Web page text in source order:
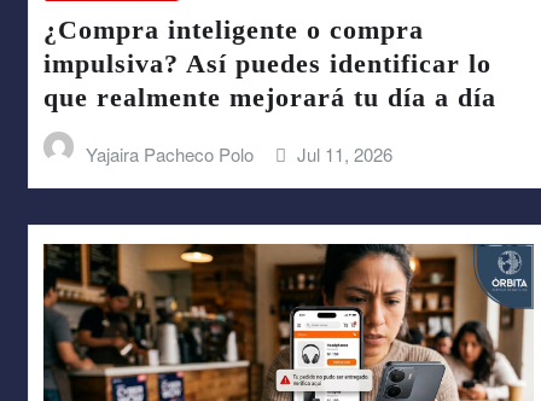
¿Compra inteligente o compra
impulsiva? Así puedes identificar lo
que realmente mejorará tu día a día
Yajaira Pacheco Polo Jul 11, 2026